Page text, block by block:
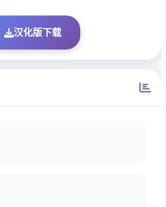
汉化版下载